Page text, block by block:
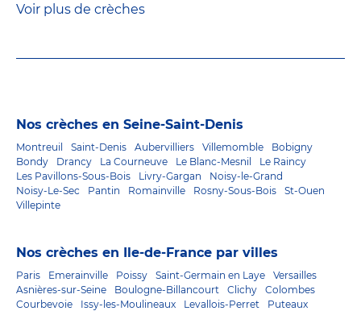
Voir plus de crèches
Nos crèches en Seine-Saint-Denis
Montreuil Saint-Denis Aubervilliers Villemomble
Bobigny
Bondy
Drancy La Courneuve Le Blanc-Mesnil
Le Raincy
Les Pavillons-Sous-Bois
Livry-Gargan
Noisy-le-Grand
Noisy-Le-Sec
Pantin Romainville Rosny-Sous-Bois
St-Ouen
Villepinte
Nos crèches en Ile-de-France par villes
Paris Emerainville Poissy Saint-Germain en Laye
Versailles
Asnières-sur-Seine
Boulogne-Billancourt Clichy
Colombes
Courbevoie
Issy-les-Moulineaux Levallois-Perret
Puteaux